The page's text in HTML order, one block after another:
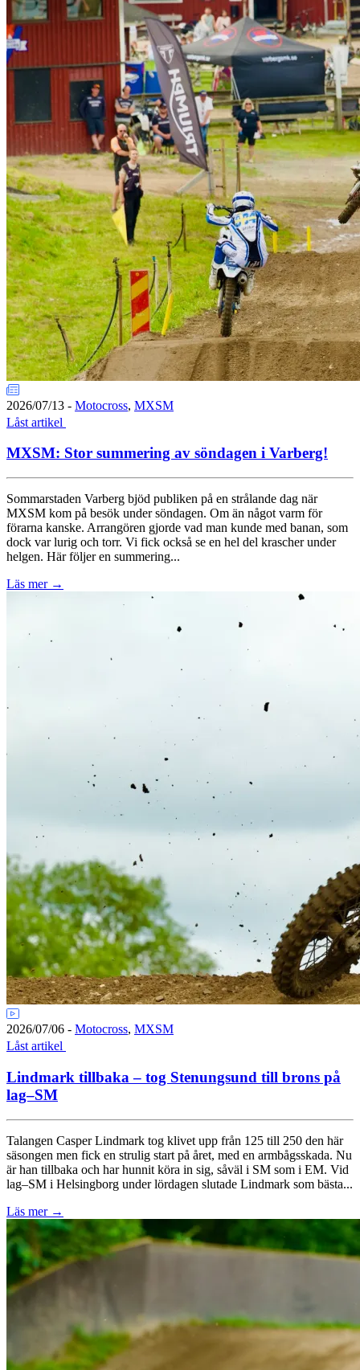
2026/07/13 - Motocross, MXSM
Låst artikel
MXSM: Stor summering av söndagen i Varberg!
Sommarstaden Varberg bjöd publiken på en strålande dag när
MXSM kom på besök under söndagen. Om än något varm för
förarna kanske. Arrangören gjorde vad man kunde med banan, som
dock var lurig och torr. Vi fick också se en hel del krascher under
helgen. Här följer en summering...
Läs mer →
2026/07/06 - Motocross, MXSM
Låst artikel
Lindmark tillbaka – tog Stenungsund till brons på
lag–SM
Talangen Casper Lindmark tog klivet upp från 125 till 250 den här
säsongen men fick en strulig start på året, med en armbågsskada. Nu
är han tillbaka och har hunnit köra in sig, såväl i SM som i EM. Vid
lag–SM i Helsingborg under lördagen slutade Lindmark som bästa...
Läs mer →